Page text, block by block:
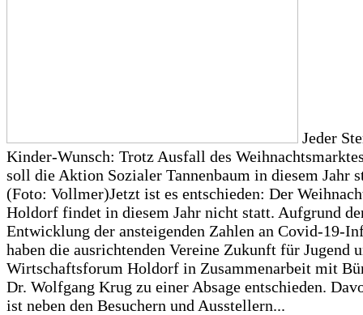
Jeder
Kinder-Wunsch: Trotz Ausfall des
soll die Aktion Sozialer Tannenbaum in diesem Jahr
(Foto: Vollmer)Jetzt ist es entschieden: Der
Holdorf findet in diesem Jahr nicht statt. Aufgrund
Entwicklung der ansteigenden Zahlen an Covid-19-
haben die ausrichtenden Vereine Zukunft für Jugend
Wirtschaftsforum Holdorf in Zusammenarbeit mit
Dr. Wolfgang Krug zu einer Absage entschieden.
ist neben den Besuchern und Ausstellern...